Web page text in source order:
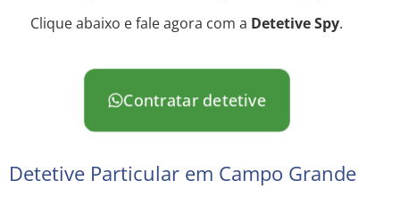
Clique abaixo e fale agora com a Detetive Spy.
Contratar detetive
Detetive Particular em Campo Grande